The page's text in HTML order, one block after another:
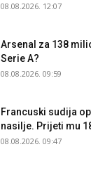
08.08.2026. 12:07
Arsenal za 138
Serie A?
08.08.2026. 09:59
Francuski sudija
nasilje. Prijeti mu
08.08.2026. 09:47